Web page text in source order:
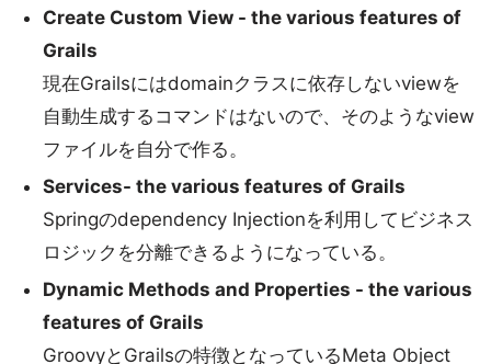
Create Custom View - the various features of
Grails
現在Grailsにはdomainクラスに依存しないviewを
自動生成するコマンドはないので、そのようなview
ファイルを自分で作る。
Services- the various features of Grails
Springのdependency Injectionを利用してビジネス
ロジックを分離できるようになっている。
Dynamic Methods and Properties - the various
features of Grails
GroovyとGrailsの特徴となっているMeta Object